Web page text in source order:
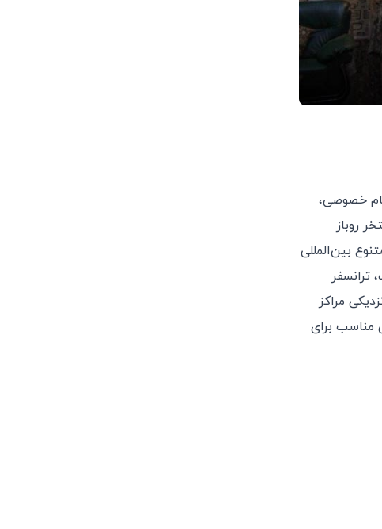
خصوصی،
روباز
بین‌المللی
ترانسفر
نزدیکی مراکز
مناسب برای